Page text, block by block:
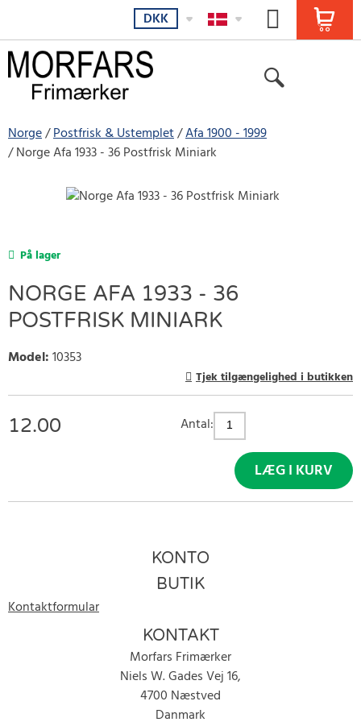
DKK
Norge Postfrisk & Ustemplet Afa 1900 - 1999
Norge Afa 1933 - 36 Postfrisk Miniark
På lager
NORGE AFA 1933 - 36
POSTFRISK MINIARK
Model:10353
Tjek tilgængelighed i butikken
12.00 Antal:
LÆG I KURV
KONTO
BUTIK
Kontaktformular
KONTAKT
Morfars Frimærker
Niels W. Gades Vej 16,
4700 Næstved
Danmark